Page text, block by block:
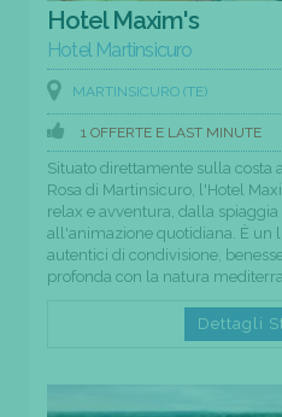
Hotel Maxim's
Hotel Martinsicuro
MARTINSICURO (TE)
1 OFFERTE E LAST MINUTE
Situato direttamente sulla costa
Rosa di Martinsicuro, l'Hotel
relax e avventura, dalla
all'animazione quotidiana. È un
autentici di condivisione,
profonda con la natura
Dettagli